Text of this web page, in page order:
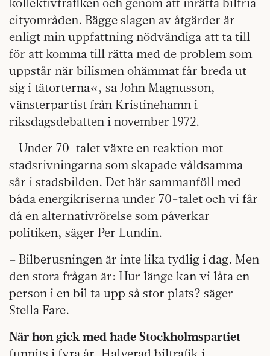
cityområden. Bägge slagen av åtgärder är
enligt min uppfattning nödvändiga att ta till
för att komma till rätta med de problem som
uppstår när bilismen ohämmat får breda ut
sig i tätorterna«, sa John Magnusson,
vänsterpartist från Kristinehamn i
riksdagsdebatten i november 1972.
– Under 70-talet växte en reaktion mot
stadsrivningarna som skapade våldsamma
sår i stadsbilden. Det här sammanföll med
båda energikriserna under 70-talet och vi får
då en alternativrörelse som påverkar
politiken, säger Per Lundin.
– Bilberusningen är inte lika tydlig i dag. Men
den stora frågan är: Hur länge kan vi låta en
person i en bil ta upp så stor plats? säger
Stella Fare.
När hon gick med hade Stockholmspartiet